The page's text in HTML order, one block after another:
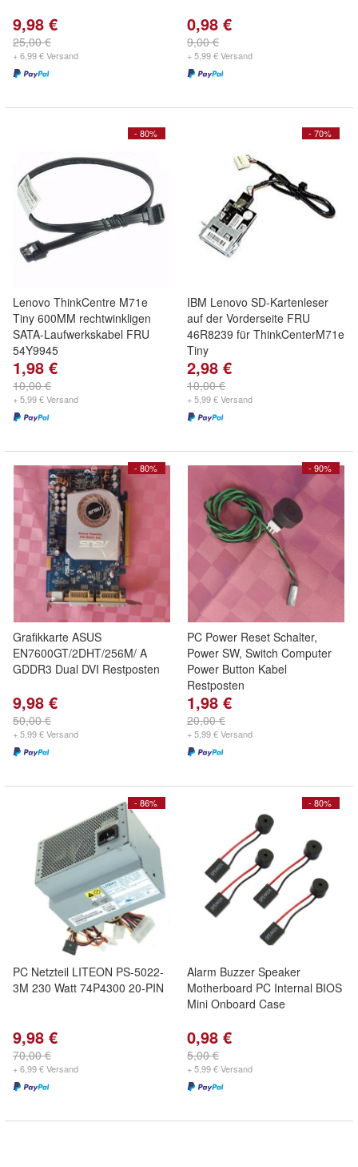
9,98 €
25,00 €
+ 6,99 € Versand
0,98 €
9,00 €
+ 5,99 € Versand
- 80%
Lenovo ThinkCentre M71e
Tiny 600MM rechtwinkligen
SATA-Laufwerkskabel FRU
54Y9945
1,98 €
10,00 €
+ 5,99 € Versand
- 70%
IBM Lenovo SD-Kartenleser
auf der Vorderseite FRU
46R8239 für ThinkCenterM71e
Tiny
2,98 €
10,00 €
+ 5,99 € Versand
- 80%
Grafikkarte ASUS
EN7600GT/2DHT/256M/ A
GDDR3 Dual DVI Restposten
9,98 €
50,00 €
+ 5,99 € Versand
- 90%
PC Power Reset Schalter,
Power SW, Switch Computer
Power Button Kabel
Restposten
1,98 €
20,00 €
+ 5,99 € Versand
- 86%
PC Netzteil LITEON PS-5022-
3M 230 Watt 74P4300 20-PIN
9,98 €
70,00 €
+ 6,99 € Versand
- 80%
Alarm Buzzer Speaker
Motherboard PC Internal BIOS
Mini Onboard Case
0,98 €
5,00 €
+ 5,99 € Versand